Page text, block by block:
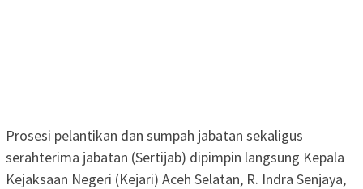
Prosesi pelantikan dan sumpah jabatan sekaligus
serahterima jabatan (Sertijab) dipimpin langsung Kepala
Kejaksaan Negeri (Kejari) Aceh Selatan, R. Indra Senjaya,